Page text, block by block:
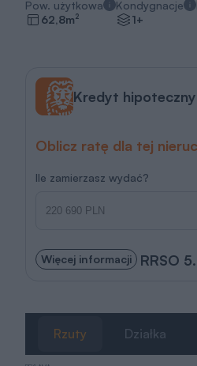
Pow. użytkowa
62,8m2
Kondygnacje
1+
Kredyt hipoteczny
Oblicz ratę dla tej
Ile zamierzasz wydać?
Więcej informacji RRSO
Rzuty Działka